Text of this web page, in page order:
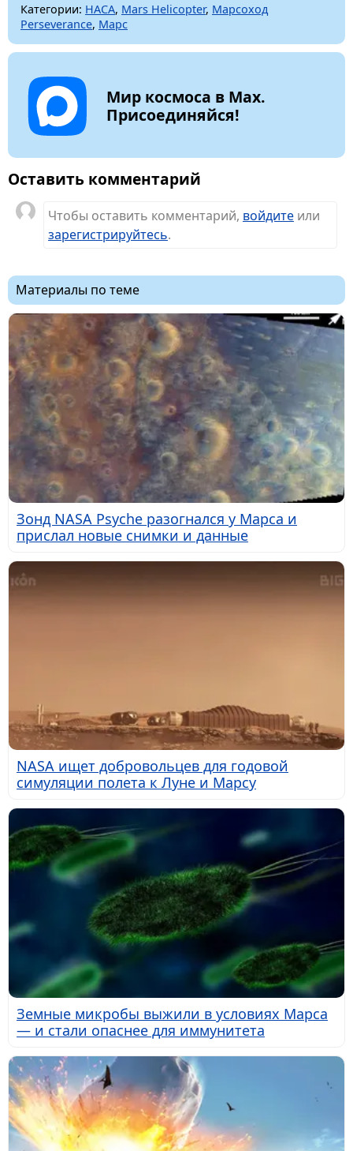
Категории: НАСА, Mars Helicopter, Марсоход
Perseverance, Марс
Мир космоса в Max.
Присоединяйся!
Оставить комментарий
Чтобы оставить комментарий, войдите или
зарегистрируйтесь.
Материалы по теме
Зонд NASA Psyche разогнался у Марса и
прислал новые снимки и данные
NASA ищет добровольцев для годовой
симуляции полета к Луне и Марсу
Земные микробы выжили в условиях Марса
— и стали опаснее для иммунитета